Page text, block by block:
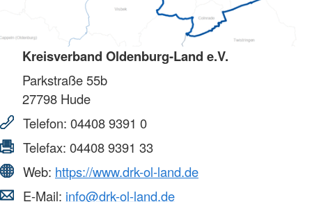
Kreisverband Oldenburg-Land e.V.
Parkstraße 55b
27798 Hude
Telefon: 04408 9391 0
Telefax: 04408 9391 33
Web: https://www.drk-ol-land.de
E-Mail: info@drk-ol-land.de